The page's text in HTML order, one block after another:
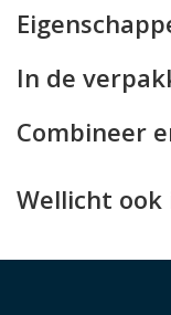
knopjes kunt u
Helaas is deze
In de
Combineer
Wellicht